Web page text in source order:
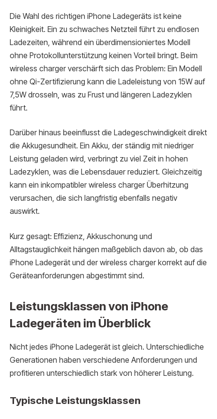
Die Wahl des richtigen iPhone Ladegeräts ist keine
Kleinigkeit. Ein zu schwaches Netzteil führt zu endlosen
Ladezeiten, während ein überdimensioniertes Modell
ohne Protokollunterstützung keinen Vorteil bringt. Beim
wireless charger verschärft sich das Problem: Ein Modell
ohne Qi-Zertifizierung kann die Ladeleistung von 15W auf
7,5W drosseln, was zu Frust und längeren Ladezyklen
führt.
Darüber hinaus beeinflusst die Ladegeschwindigkeit direkt
die Akkugesundheit. Ein Akku, der ständig mit niedriger
Leistung geladen wird, verbringt zu viel Zeit in hohen
Ladezyklen, was die Lebensdauer reduziert. Gleichzeitig
kann ein inkompatibler wireless charger Überhitzung
verursachen, die sich langfristig ebenfalls negativ
auswirkt.
Kurz gesagt: Effizienz, Akkuschonung und
Alltagstauglichkeit hängen maßgeblich davon ab, ob das
iPhone Ladegerät und der wireless charger korrekt auf die
Geräteanforderungen abgestimmt sind.
Leistungsklassen von iPhone
Ladegeräten im Überblick
Nicht jedes iPhone Ladegerät ist gleich. Unterschiedliche
Generationen haben verschiedene Anforderungen und
profitieren unterschiedlich stark von höherer Leistung.
Typische Leistungsklassen